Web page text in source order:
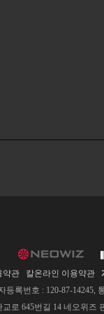
약관 칼온라인 이용약관
록번호 : 120-87-14245,
로 645번길 14 네오위즈